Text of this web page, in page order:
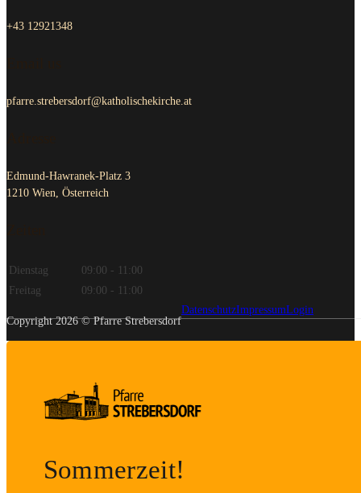
+43 12921348
pfarre.strebersdorf@katholischekirche.at
Edmund-Hawranek-Platz 3
1210 Wien, Österreich
Dienstag
09:00 - 11:00
Freitag
09:00 - 11:00
Copyright 2026 © Pfarre Strebersdorf
DatenschutzImpressumLogin
Sommerzeit!